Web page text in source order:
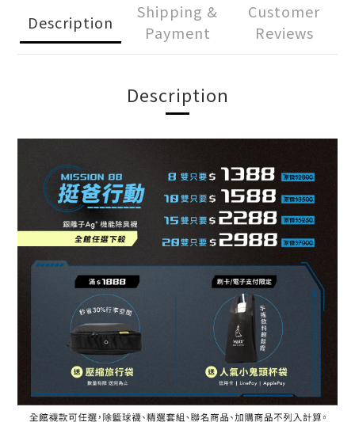
Description
Shipping &
Payment
Customer
Reviews
Description